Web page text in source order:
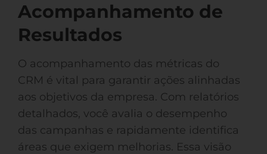
Acompanhamento de
Resultados
O acompanhamento das métricas do
CRM é vital para garantir ações alinhadas
aos objetivos da empresa. Com relatórios
detalhados, você avalia o desempenho
das campanhas e rapidamente identifica
áreas que exigem melhorias. Essa visão